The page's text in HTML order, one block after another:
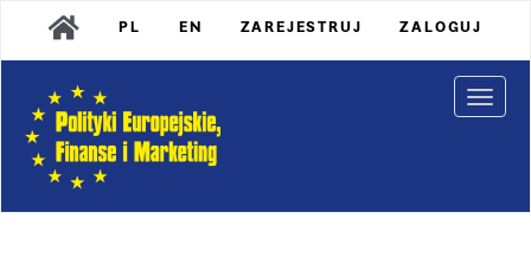
Main
Navigation
Content
Sidebar
PL EN ZAREJESTRUJ ZALOGUJ